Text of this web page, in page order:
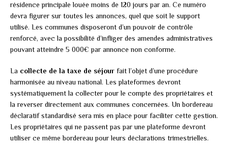
résidence principale louée moins de 120 jours par an. Ce numéro
devra figurer sur toutes les annonces, quel que soit le support
utilisé. Les communes disposeront d’un pouvoir de contrôle
renforcé, avec la possibilité d’infliger des amendes administratives
pouvant atteindre 5 000€ par annonce non conforme.
La collecte de la taxe de séjour fait l’objet d’une procédure
harmonisée au niveau national. Les plateformes devront
systématiquement la collecter pour le compte des propriétaires et
la reverser directement aux communes concernées. Un bordereau
déclaratif standardisé sera mis en place pour faciliter cette gestion.
Les propriétaires qui ne passent pas par une plateforme devront
utiliser ce même bordereau pour leurs déclarations trimestrielles.